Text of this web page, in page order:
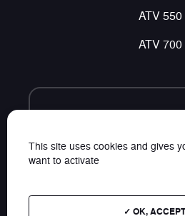
ATV 550
ATV 700
Volg ons
This site uses cookies and gives
want to activate
OK,